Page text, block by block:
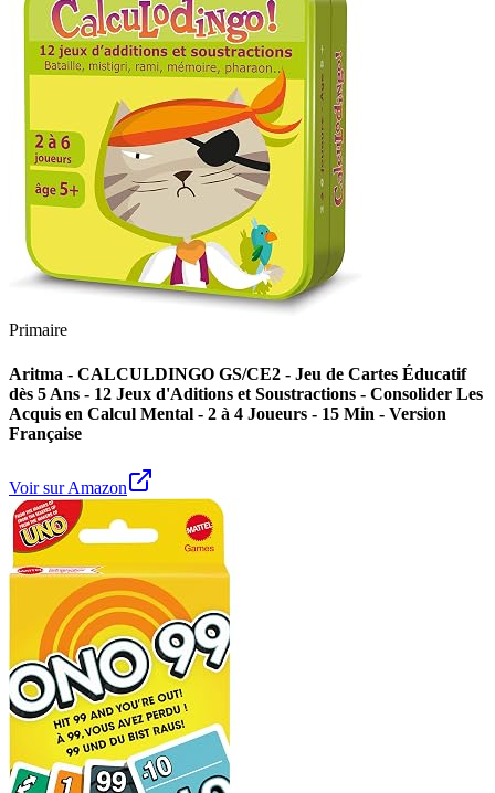
Primaire
Aritma - CALCULDINGO GS/CE2 - Jeu de Cartes Éducatif
dès 5 Ans - 12 Jeux d'Aditions et Soustractions - Consolider Les
Acquis en Calcul Mental - 2 à 4 Joueurs - 15 Min - Version
Française
Voir sur Amazon